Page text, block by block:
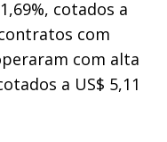
cotados a
com
com alta
a US$ 5,11